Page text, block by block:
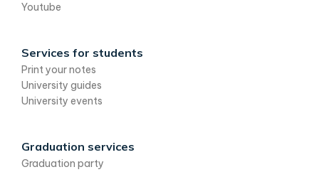
Youtube
Services for students
Print your notes
University guides
University events
Graduation services
Graduation party